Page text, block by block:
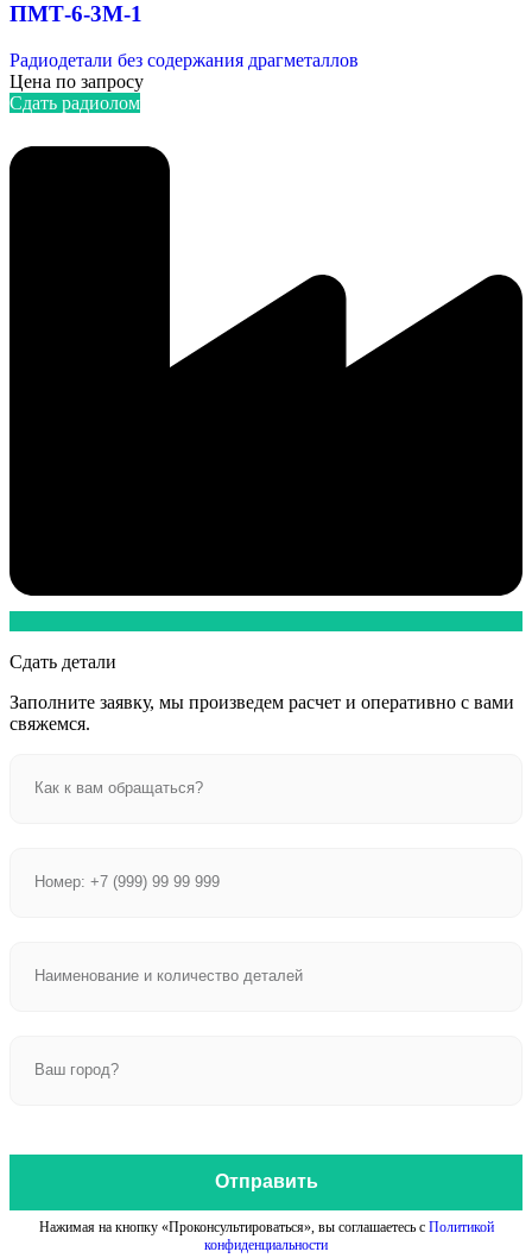
ПМТ-6-3М-1
Радиодетали без содержания драгметаллов
Цена по запросу
Сдать радиолом
Сдать детали
Заполните заявку, мы произведем расчет и оперативно с вами
свяжемся.
Отправить
Нажимая на кнопку «Проконсультироваться», вы соглашаетесь с Политикой
конфиденциальности